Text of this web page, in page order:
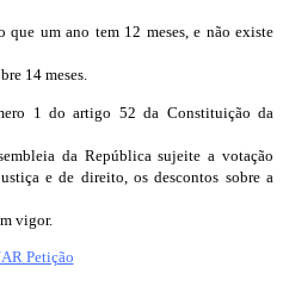
que um ano tem 12 meses, e não existe
14 meses.
1 do artigo 52 da Constituição da
da República sujeite a votação
e de direito, os descontos sobre a
vigor.
Petição